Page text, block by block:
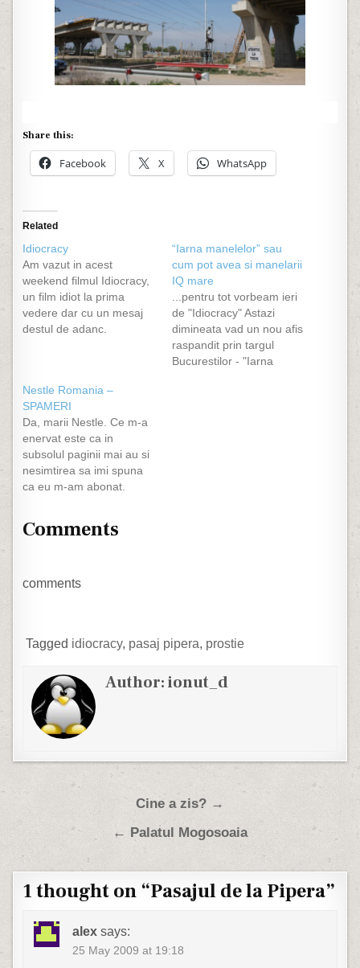
Share this:
Facebook X WhatsApp
Related
Idiocracy
Am vazut in acest
weekend filmul Idiocracy,
un film idiot la prima
vedere dar cu un mesaj
destul de adanc.
inmulteasca exponential.
Ar trebui data o lege prin
care sa nu mai aiba voie
sa se inmulteasca, sa
le…
“Iarna manelelor” sau
cum pot avea si manelarii
IQ mare
...pentru tot vorbeam ieri
de "Idiocracy" Astazi
dimineata vad un nou afis
raspandit prin targul
Bucurestilor - "Iarna
Nestle Romania –
SPAMERI
Da, marii Nestle. Ce m-a
enervat este ca in
subsolul paginii mai au si
nesimtirea sa imi spuna
ca eu m-am abonat.
Le-am dat reply cu
raspunda. Acest mesaj v-
Comments
comments
Tagged idiocracy, pasaj pipera, prostie
Author:ionut_d
Post navigationCine a zis? →
← Palatul Mogosoaia
1 thought on “Pasajul de la Pipera”
alex says:
25 May 2009 at 19:18